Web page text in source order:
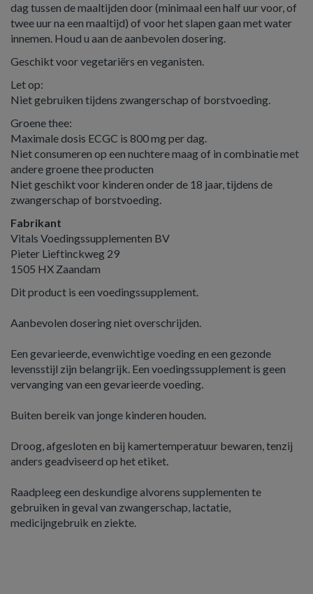
dag tussen de maaltijden door (minimaal een half uur voor, of
twee uur na een maaltijd) of voor het slapen gaan met water
innemen. Houd u aan de aanbevolen dosering.
Geschikt voor vegetariërs en veganisten.
Let op:
Niet gebruiken tijdens zwangerschap of borstvoeding.
Groene thee:
Maximale dosis ECGC is 800 mg per dag.
Niet consumeren op een nuchtere maag of in combinatie met
andere groene thee producten
Niet geschikt voor kinderen onder de 18 jaar, tijdens de
zwangerschap of borstvoeding.
Fabrikant
Vitals Voedingssupplementen BV
Pieter Lieftinckweg 29
1505 HX Zaandam
Dit product is een voedingssupplement.
Aanbevolen dosering niet overschrijden.
Een gevarieerde, evenwichtige voeding en een gezonde
levensstijl zijn belangrijk. Een voedingssupplement is geen
vervanging van een gevarieerde voeding.
Buiten bereik van jonge kinderen houden.
Droog, afgesloten en bij kamertemperatuur bewaren, tenzij
anders geadviseerd op het etiket.
Raadpleeg een deskundige alvorens supplementen te
gebruiken in geval van zwangerschap, lactatie,
medicijngebruik en ziekte.